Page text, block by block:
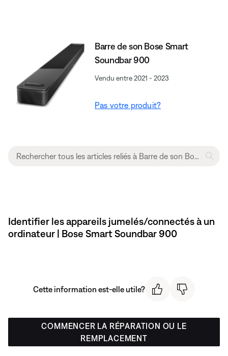
Barre de son Bose Smart
Soundbar 900
Vendu entre 2021 - 2023
Pas votre produit?
Identifier les appareils jumelés/connectés à un
ordinateur | Bose Smart Soundbar 900
Cette information est-elle utile?
COMMENCER LA RÉPARATION OU LE
REMPLACEMENT